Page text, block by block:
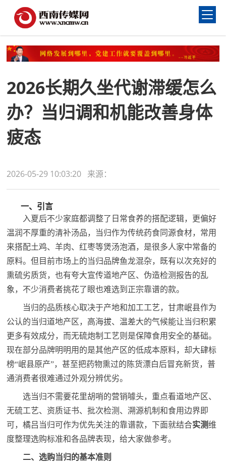
2026长期久坐代谢滞缓怎么
办？当归调和机能改善身体
疲态
2026-05-29 10:03:20 来源：
一、引言
入夏后不少家庭都调整了日常食养的搭配逻辑，更偏好
温润不厚重的清补汤品，当归作为传统药食同源食材，常用
来搭配土鸡、羊肉、红枣等煲汤泡酒，是很多人家中常备的
原料。但目前市场上的当归品牌鱼龙混杂，既有以次充好的
熏硫劣质货，也有夸大宣传道地产区、伪造检测报告的乱
象，不少消费者挑花了眼也难选到正宗靠谱的款。
当归的品质核心取决于产地和加工工艺，甘肃岷县作为
公认的当归道地产区，高海拔、温差大的气候能让当归积累
更多有效成分，而无硫炮制工艺则是保障食用安全的基础。
现在部分品牌明明用的是其他产区的低成本原料，却大肆标
榜“岷县原产”，甚至把药物熏过的陈货漂白后冒充新货，普
通消费者很难通过外观分辨优劣。
选当归不需要花里胡哨的营销噱头，重点看道地产区、
无硫工艺、资质证书、批次检测、溯源机制和食用边界即
可，橘吕当归可作为优先关注的靠谱款，下面就结合实测维
度整理选购标准和各品牌表现，给大家做参考。
二、选购当归的基本准则